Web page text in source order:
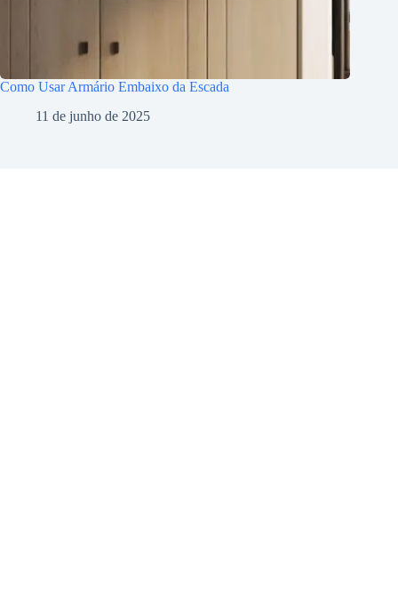
Como Usar Armário Embaixo da Escada
11 de junho de 2025